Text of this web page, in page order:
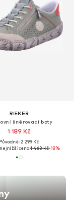
RIEKER
šněrovací boty
1 189 Kč
Původně: 2 299 Kč
cena:1 463 Kč-18%